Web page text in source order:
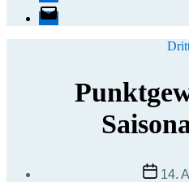
E-
Mail
14.